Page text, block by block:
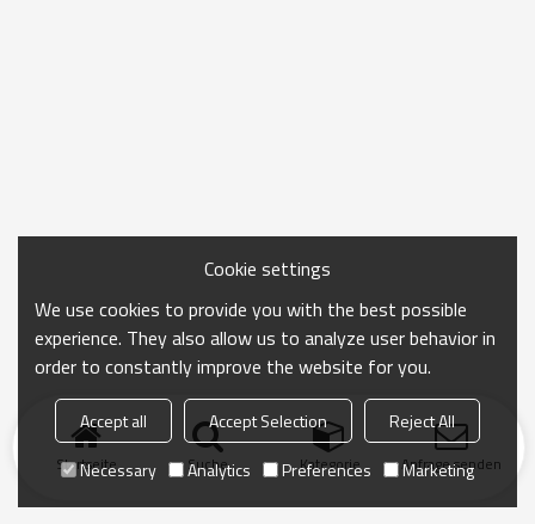
Startseite Suche Kategorie Anfrage senden
Cookie settings
We use cookies to provide you with the best possible
experience. They also allow us to analyze user behavior in
order to constantly improve the website for you.
Accept all Accept Selection
Reject All
Necessary
Analytics Preferences Marketing